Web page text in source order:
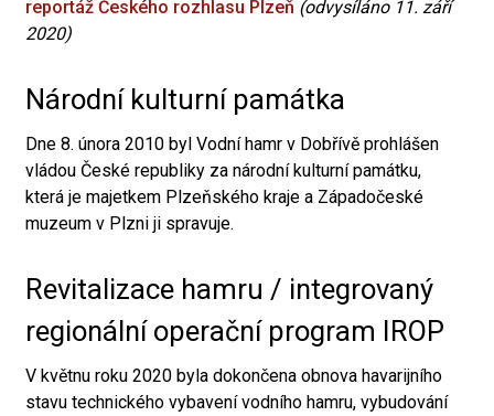
reportáž Českého rozhlasu Plzeň (odvysíláno 11. září
2020)
Národní kulturní památka
Dne 8. února 2010 byl Vodní hamr v Dobřívě prohlášen
vládou České republiky za národní kulturní památku,
která je majetkem Plzeňského kraje a Západočeské
muzeum v Plzni ji spravuje.
Revitalizace hamru / integrovaný
regionální operační program IROP
V květnu roku 2020 byla dokončena obnova havarijního
stavu technického vybavení vodního hamru, vybudování